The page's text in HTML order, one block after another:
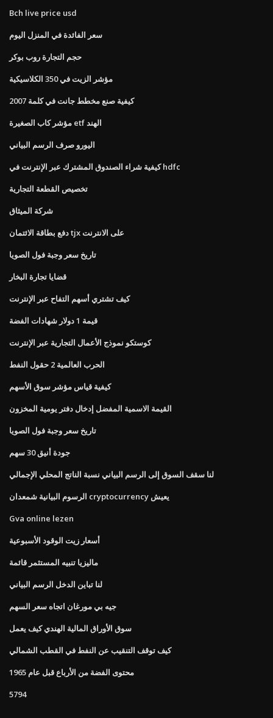
Bch live price usd
سعر الفائدة في المنزل اليوم
حجم التجارة روب بوكر
مؤشر الزيت في 350 الكلاسيكية
كيفية صنع مخطط جانت في كلمة 2007
مؤشر كاب الصغيرة etf الهند
اليورو صرف الرسم البياني
كيفية شراء الصندوق المشترك عبر الإنترنت في hdfc
تخصيص القطعة التجارية
شركة الميثاق
دفع بطاقة الائتمان tjx على الانترنت
تاريخ سعر وجبة فول الصويا
قضايا تجارة البخار
كيف تشتري أسهم التفاح عبر الإنترنت
قيمة 1 دولار شهادات الفضة
كوستكو نموذج الأعمال التجارية عبر الإنترنت
الحرب العالمية 2 حقول النفط
كيفية قياس مؤشر سوق الأسهم
القيمة الاسمية المفضل إدخال دفتر يومية المخزون
تاريخ سعر وجبة فول الصويا
جودة أنيق 30 سهم
لنا سقف السوق إلى الرسم البياني نسبة الناتج المحلي الإجمالي
الرسوم البيانية شمعدان cryptocurrency يعيش
Gva online lezen
أسعار زيت الوقود الأسبوعية
ماليزيا تنبيه المستثمر قائمة
لنا تباين الدخل الرسم البياني
جيه بي مورغان اتجاه سعر السهم
سوق الأوراق المالية الهندي كيف يعمل
كيف توقف التنقيب عن النفط في القطب الشمالي
محتوى الفضة من الأرباع قبل عام 1965
5794